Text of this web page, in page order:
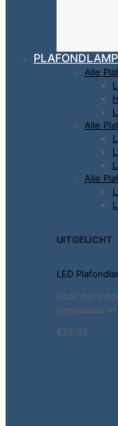
PLAFONDLAMP
Alle
Alle
Alle
UITGELICHT
LED
Door zijn
toepasbaar
€22,95